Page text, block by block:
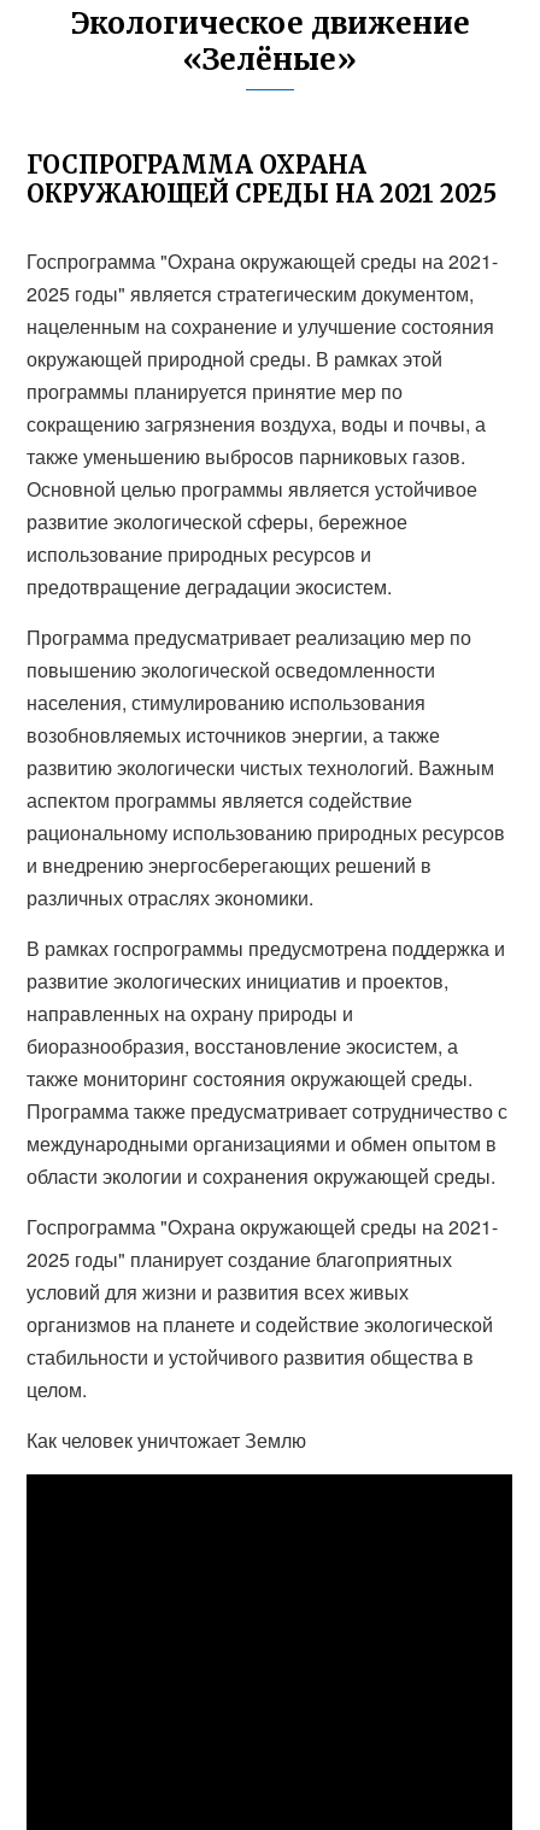
Экологическое движение
«Зелёные»
ГОСПРОГРАММА ОХРАНА
ОКРУЖАЮЩЕЙ СРЕДЫ НА 2021 2025
Госпрограмма "Охрана окружающей среды на 2021-
2025 годы" является стратегическим документом,
нацеленным на сохранение и улучшение состояния
окружающей природной среды. В рамках этой
программы планируется принятие мер по
сокращению загрязнения воздуха, воды и почвы, а
также уменьшению выбросов парниковых газов.
Основной целью программы является устойчивое
развитие экологической сферы, бережное
использование природных ресурсов и
предотвращение деградации экосистем.
Программа предусматривает реализацию мер по
повышению экологической осведомленности
населения, стимулированию использования
возобновляемых источников энергии, а также
развитию экологически чистых технологий. Важным
аспектом программы является содействие
рациональному использованию природных ресурсов
и внедрению энергосберегающих решений в
различных отраслях экономики.
В рамках госпрограммы предусмотрена поддержка и
развитие экологических инициатив и проектов,
направленных на охрану природы и
биоразнообразия, восстановление экосистем, а
также мониторинг состояния окружающей среды.
Программа также предусматривает сотрудничество с
международными организациями и обмен опытом в
области экологии и сохранения окружающей среды.
Госпрограмма "Охрана окружающей среды на 2021-
2025 годы" планирует создание благоприятных
условий для жизни и развития всех живых
организмов на планете и содействие экологической
стабильности и устойчивого развития общества в
целом.
Как человек уничтожает Землю